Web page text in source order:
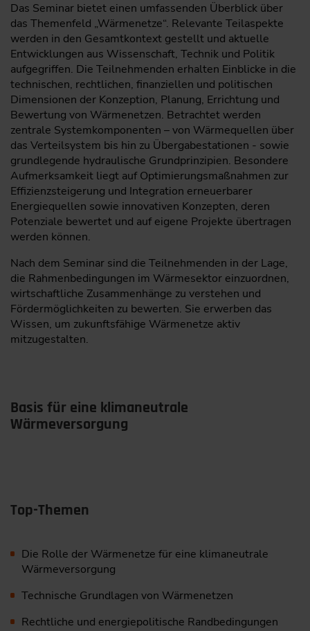
Das Seminar bietet einen umfassenden Überblick über
das Themenfeld „Wärmenetze“. Relevante Teilaspekte
werden in den Gesamtkontext gestellt und aktuelle
Entwicklungen aus Wissenschaft, Technik und Politik
aufgegriffen. Die Teilnehmenden erhalten Einblicke in die
technischen, rechtlichen, finanziellen und politischen
Dimensionen der Konzeption, Planung, Errichtung und
Bewertung von Wärmenetzen. Betrachtet werden
zentrale Systemkomponenten – von Wärmequellen über
das Verteilsystem bis hin zu Übergabestationen - sowie
grundlegende hydraulische Grundprinzipien. Besondere
Aufmerksamkeit liegt auf Optimierungsmaßnahmen zur
Effizienzsteigerung und Integration erneuerbarer
Energiequellen sowie innovativen Konzepten, deren
Potenziale bewertet und auf eigene Projekte übertragen
werden können.
Nach dem Seminar sind die Teilnehmenden in der Lage,
die Rahmenbedingungen im Wärmesektor einzuordnen,
wirtschaftliche Zusammenhänge zu verstehen und
Fördermöglichkeiten zu bewerten. Sie erwerben das
Wissen, um zukunftsfähige Wärmenetze aktiv
mitzugestalten.
Basis für eine klimaneutrale
Wärmeversorgung
Top-Themen
Die Rolle der Wärmenetze für eine klimaneutrale
Wärmeversorgung
Technische Grundlagen von Wärmenetzen
Rechtliche und energiepolitische Randbedingungen